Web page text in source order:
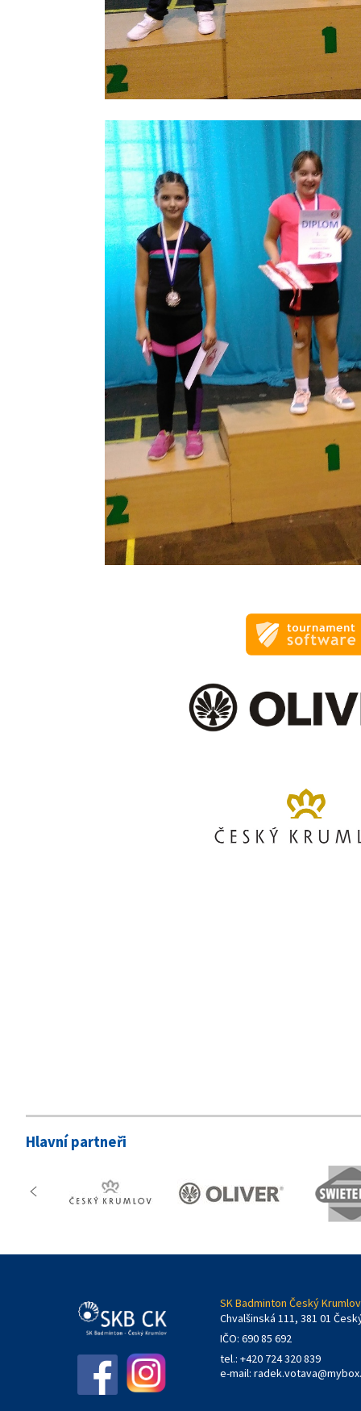
Hlavní partneři
SK Badminton Český
Chvalšinská 111, 381 01
IČO: 690 85 692
tel.: +420 724 320 839
e-mail: